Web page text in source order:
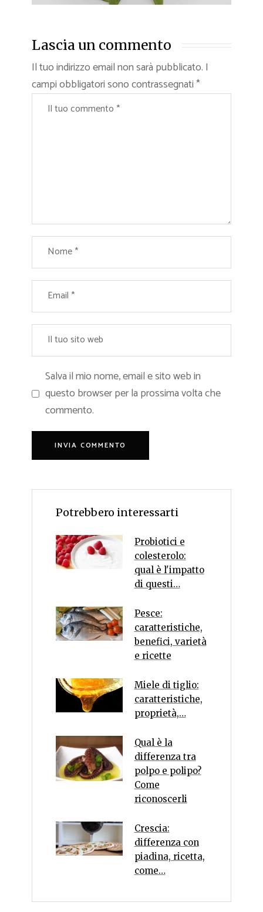
Lascia un commento
Il tuo indirizzo email non sarà pubblicato. I
campi obbligatori sono contrassegnati*
Salva il mio nome, email e sito web in
questo browser per la prossima volta che
commento.
Potrebbero interessarti
Probiotici e
colesterolo:
qual è l'impatto
di questi…
Pesce:
caratteristiche,
benefici, varietà
e ricette
Miele di tiglio:
caratteristiche,
proprietà,…
Qual è la
differenza tra
polpo e polipo?
Come
riconoscerli
Crescia:
differenza con
piadina, ricetta,
come…